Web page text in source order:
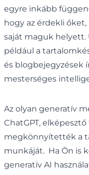
egyre inkább
hogy az érdekli
saját maguk helyett.
például a
és blogbejegyzések
mesterséges
Az olyan generatív
ChatGPT,
megkönnyítették a
munkáját. Ha Ön is
generatív AI